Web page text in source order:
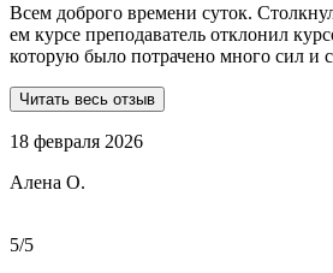
Всем доброго времени суток.
ем курсе преподаватель отклонил
которую было потрачено много сил и
обратился в Dist-help. Первый раз, были опасения и по срокам,
Ребята большие профессионалы,
Общение вызвало только позитивные
Читать весь отзыв
18 февраля 2026
Алена О.
5/5